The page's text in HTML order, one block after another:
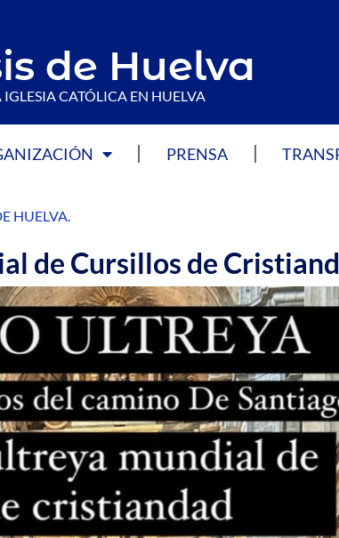
de Huelva
IGLESIA CATÓLICA EN HUELVA
PRENSA
HUELVA.
de Cursillos de